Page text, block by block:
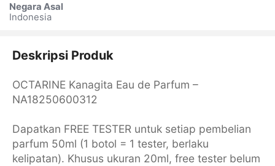
Negara Asal
Indonesia
Deskripsi Produk
OCTARINE Kanagita Eau de Parfum –
NA18250600312
Dapatkan FREE TESTER untuk setiap pembelian
parfum 50ml (1 botol = 1 tester, berlaku
kelipatan). Khusus ukuran 20ml, free tester belum